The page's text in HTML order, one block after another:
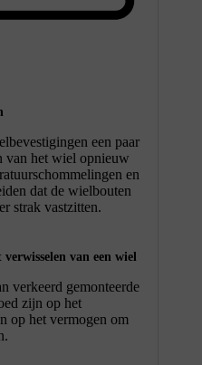
een paar
van het wiel opnieuw
en
dat de wielbouten
strak vastzitten.
van een wiel
verkeerd gemonteerde
zijn op het
op het vermogen om